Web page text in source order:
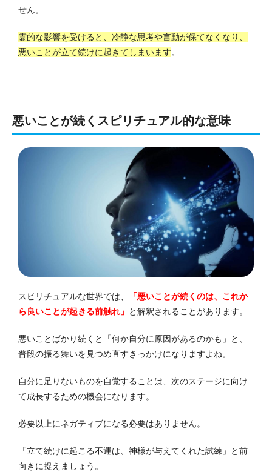
せん。
霊的な影響を受けると、冷静な思考や言動が保てなくなり、
悪いことが立て続けに起きてしまいます。
悪いことが続くスピリチュアル的な意味
スピリチュアルな世界では、
「悪いことが続くのは、これか
ら良いことが起きる前触れ」 と解釈されることがあります。
悪いことばかり続くと「何か自分に原因があるのかも」と、
普段の振る舞いを見つめ直すきっかけになりますよね。
自分に足りないものを自覚することは、次のステージに向け
て成長するための機会になります。
必要以上にネガティブになる必要はありません。
「立て続けに起こる不運は、神様が与えてくれた試練」と前
向きに捉えましょう。